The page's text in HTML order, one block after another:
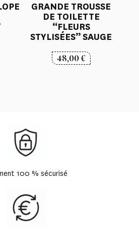
GRANDE TROUSSE
DE TOILETTE
“FLEURS
STYLISÉES” SAUGE
48,00€
100 % sécurisé